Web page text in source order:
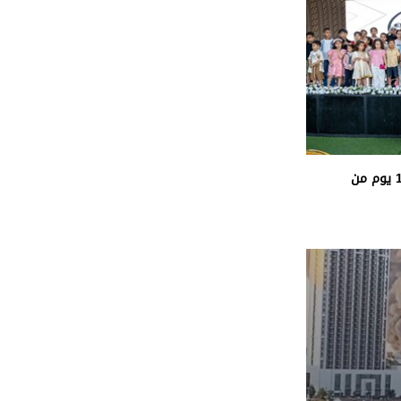
«الفارس الشهم 3» تُكمل 1000 يوم من